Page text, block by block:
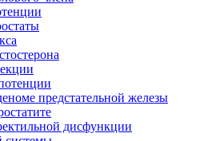
предстательной железы
дисфункции